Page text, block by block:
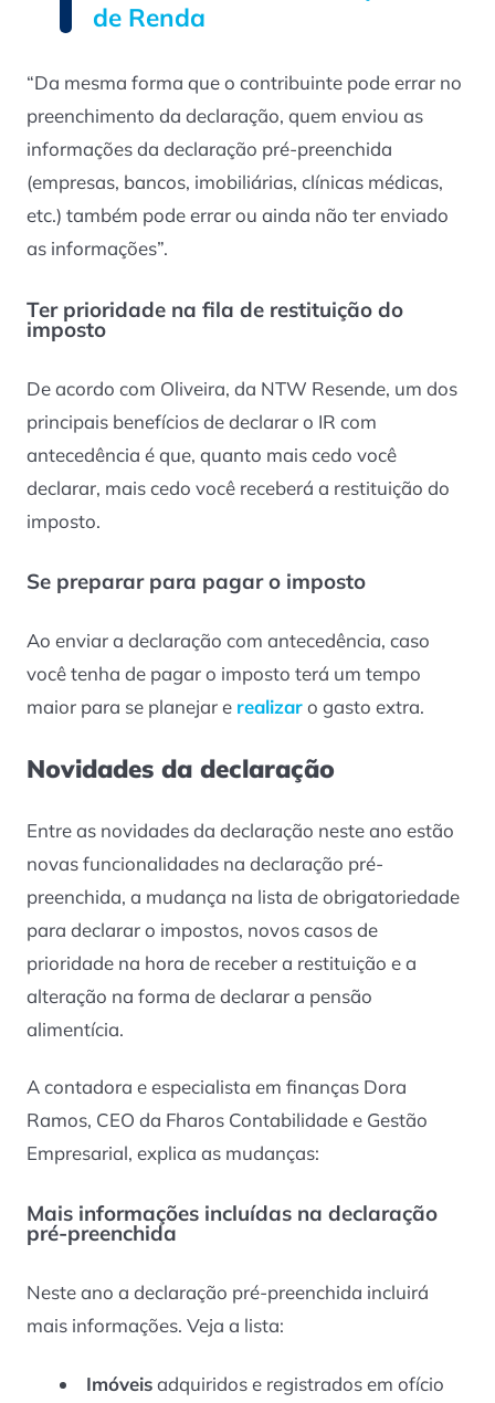
de Renda
“Da mesma forma que o contribuinte pode errar no
preenchimento da declaração, quem enviou as
informações da declaração pré-preenchida
(empresas, bancos, imobiliárias, clínicas médicas,
etc.) também pode errar ou ainda não ter enviado
as informações”.
Ter prioridade na fila de restituição do
imposto
De acordo com Oliveira, da NTW Resende, um dos
principais benefícios de declarar o IR com
antecedência é que, quanto mais cedo você
declarar, mais cedo você receberá a restituição do
imposto.
Se preparar para pagar o imposto
Ao enviar a declaração com antecedência, caso
você tenha de pagar o imposto terá um tempo
maior para se planejar e realizaro gasto extra.
Novidades da declaração
Entre as novidades da declaração neste ano estão
novas funcionalidades na declaração pré-
preenchida, a mudança na lista de obrigatoriedade
para declarar o impostos, novos casos de
prioridade na hora de receber a restituição e a
alteração na forma de declarar a pensão
alimentícia.
A contadora e especialista em finanças Dora
Ramos, CEO da Fharos Contabilidade e Gestão
Empresarial, explica as mudanças:
Mais informações incluídas na declaração
pré-preenchida
Neste ano a declaração pré-preenchida incluirá
mais informações. Veja a lista:
Imóveisadquiridos e registrados em ofício